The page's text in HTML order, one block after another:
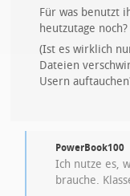
Für was benutzt
heutzutage noch?
(Ist es wirklich
Dateien
Usern
PowerBook100
Ich nutze es,
brauche.